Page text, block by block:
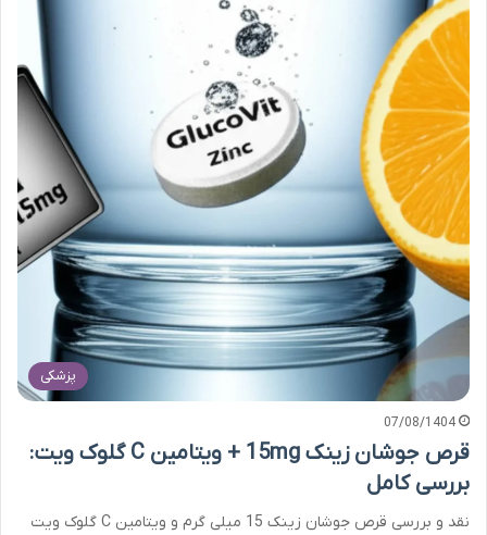
پزشکی
07/08/1404
قرص جوشان زینک 15mg + ویتامین C گلوک ویت:
بررسی کامل
نقد و بررسی قرص جوشان زینک 15 میلی گرم و ویتامین C گلوک ویت